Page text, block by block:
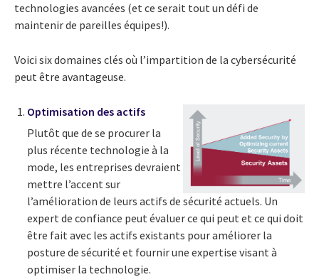
technologies avancées (et ce serait tout un défi de
maintenir de pareilles équipes!).
Voici six domaines clés où l’impartition de la cybersécurité
peut être avantageuse.
Optimisation des actifs
Plutôt que de se procurer la
plus récente technologie à la
mode, les entreprises devraient
mettre l’accent sur
l’amélioration de leurs actifs de sécurité actuels. Un
expert de confiance peut évaluer ce qui peut et ce qui doit
être fait avec les actifs existants pour améliorer la
posture de sécurité et fournir une expertise visant à
optimiser la technologie.